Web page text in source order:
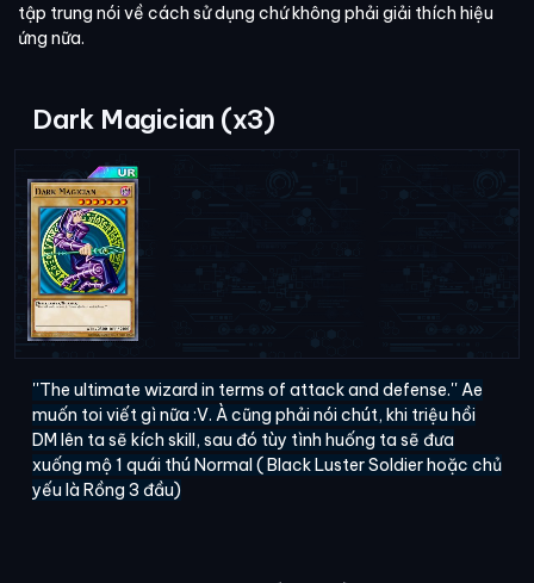
tập trung nói về cách sử dụng chứ không phải giải thích hiệu
ứng nữa.
Dark Magician (x3)
''The ultimate wizard in terms of attack and defense.'' Ae
muốn toi viết gì nữa :V. À cũng phải nói chút, khi triệu hồi
DM lên ta sẽ kích skill, sau đó tùy tình huống ta sẽ đưa
xuống mộ 1 quái thú Normal ( Black Luster Soldier hoặc chủ
yếu là Rồng 3 đầu)